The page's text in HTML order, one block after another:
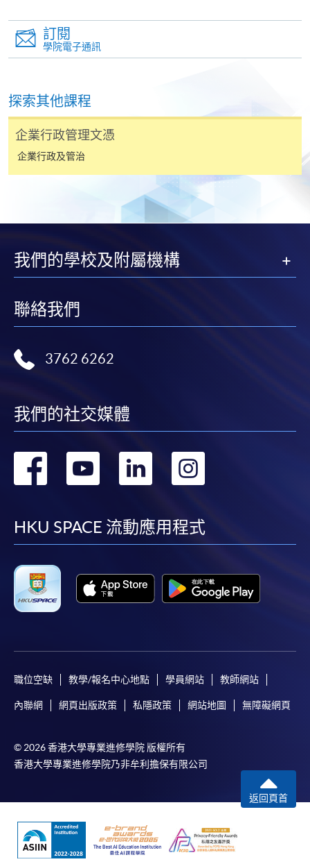
網上報名服務
香港大學專業進修學院提供24小時網上報名及繳費服
申請人可在網上使用「繳費靈」(PPS) (不適用於手
機)、VISA 或 Mastercard。除上述支付方式之外，如就
讀學歷頒授課程設有網上服務，在學學員亦可以「微
信支付」(Online WeChat Pay) 、「支付寶」(Online
填寫網上報名表格
申請人可按該課程網頁的右上角的
後按照指示填妥網上報名表格。
中指定所須文件(如學歷證明)。系統只支援doc,
繳交所需費用
申請人可使用以下方式繳交報名費或課程費用:
繳費靈網上服務- 申請人須先開立繳費靈戶口及設
碼，請瀏覽繳費靈網址http://www.ppshk.com
Mastercard（包括「香港大學專業進修學院
Mastercard卡」）繳付學費。
申請/報讀指南 :
-短期課程
報讀同一學歷頒授課程內其他單元
個別課程為須報讀同一學歷頒授課程及其他單元或繳
訂閱
學院電子通訊
探索其他課程
企業行政管理文憑
企業行政及管治
我們的學校及附屬機構
聯絡我們
3762 6262
我們的社交媒體
轉
facebook
轉
youtube
轉
linkedin
HKU SPACE 流動應用程式
職位空缺 教學/報名中心地點 學員網站 教師網站
內聯網 網頁出版政策 私隱政策 網站地圖 無障礙網頁
© 2026 香港大學專業進修學院 版權所有
香港大學專業進修學院乃非牟利擔保有限公司
返回頁首